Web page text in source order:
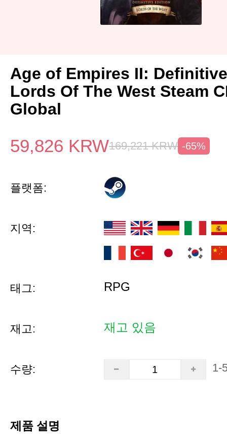
Age of Empires II:
Lords Of The West Steam
Global
59,826 KRW169,221 KRW -65%
플랫폼:
지역:
태그: RPG
재고: 재고 있음
수량: 1-
제품 설명